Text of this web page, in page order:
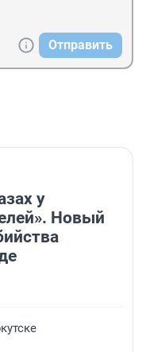
Отправить
у
Новый